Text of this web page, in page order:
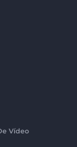
Vídeo